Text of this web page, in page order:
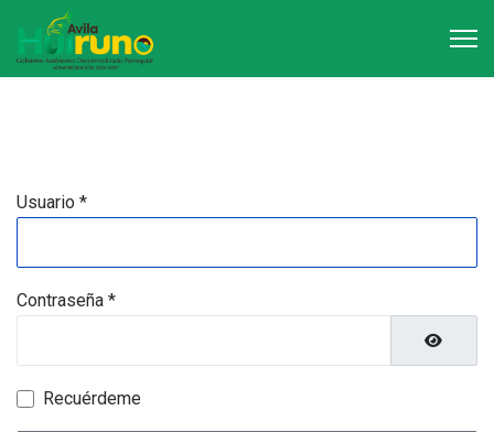
Usuario *
Contraseña *
Mostrar
Recuérdeme